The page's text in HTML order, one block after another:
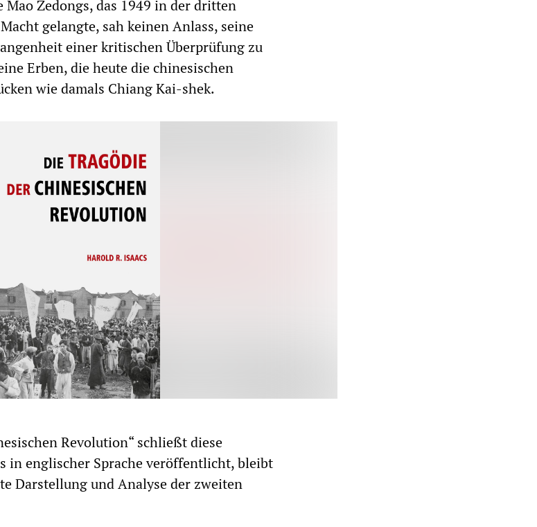
Mao Zedongs, das 1949 in der dritten
gelangte, sah keinen Anlass, seine
einer kritischen Überprüfung zu
Erben, die heute die chinesischen
wie damals Chiang Kai-shek.
Revolution“ schließt diese
in englischer Sprache veröffentlicht, bleibt
Darstellung und Analyse der zweiten